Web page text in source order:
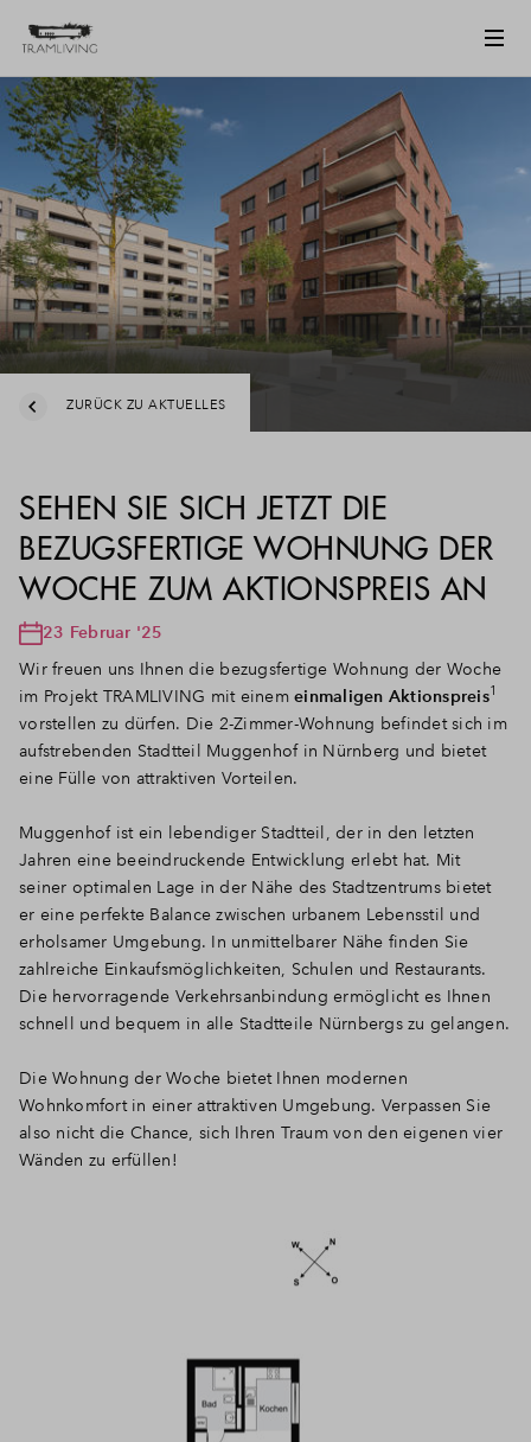
ZURÜCK ZU AKTUELLES
SEHEN SIE SICH JETZT DIE
BEZUGSFERTIGE WOHNUNG DER
WOCHE ZUM AKTIONSPREIS AN
23 Februar '25
Wir freuen uns Ihnen die bezugsfertige Wohnung der Woche
im Projekt TRAMLIVING mit einem einmaligen Aktionspreis1
vorstellen zu dürfen. Die 2-Zimmer-Wohnung befindet sich im
aufstrebenden Stadtteil Muggenhof in Nürnberg und bietet
eine Fülle von attraktiven Vorteilen.
Muggenhof ist ein lebendiger Stadtteil, der in den letzten
Jahren eine beeindruckende Entwicklung erlebt hat. Mit
seiner optimalen Lage in der Nähe des Stadtzentrums bietet
er eine perfekte Balance zwischen urbanem Lebensstil und
erholsamer Umgebung. In unmittelbarer Nähe finden Sie
zahlreiche Einkaufsmöglichkeiten, Schulen und Restaurants.
Die hervorragende Verkehrsanbindung ermöglicht es Ihnen
schnell und bequem in alle Stadtteile Nürnbergs zu gelangen.
Die Wohnung der Woche bietet Ihnen modernen
Wohnkomfort in einer attraktiven Umgebung. Verpassen Sie
also nicht die Chance, sich Ihren Traum von den eigenen vier
Wänden zu erfüllen!